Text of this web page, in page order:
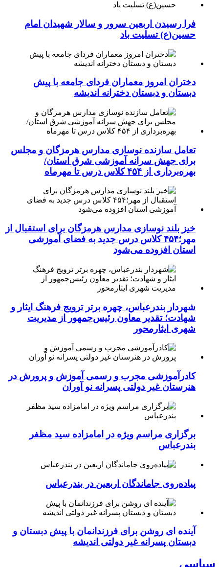
فرا رسیدن اربعین سرور و سالار شهیدان امام
حسین(ع) تسلیت باد
دختران امروز معماران فردای جامعه با پیش
دبستان و دبستان دخترانه اندیشه
تعامل سازنده نوسازی مدارس هرمزگان و مجلس
برای جهش سرانه آموزشی شرق استان/
بهره‌برداری از ۴۵۴ کلاس درس تا مهرماه
خیز بلند نوسازی مدارس هرمزگان برای استقبال از
مهر؛۴۵۴ کلاس درس جدید به فضای آموزشی
استان افزوده می‌شود
شهردار بندرعباس، چهره برتر ترویج فرهنگ ایثار و
شهادت؛ تقدیر معاون رئیس‌جمهور از مدیریت
شهری ایثارمحور
کادرآموزشی مجرب و رسمی آموزش و پرورش در
هنرستان غیر دولتی پسرانه نو آوران
برگزاری مراسم ویژه در امامزاده سید مظفر
بندرعباس
پیاده‌روی جاماندگان اربعین در بندرعباس
آینده ای روشن برای فرزندانمان با پیش دبستان و
دبستان پسرانه غیر دولتی اندیشه
سیاسی